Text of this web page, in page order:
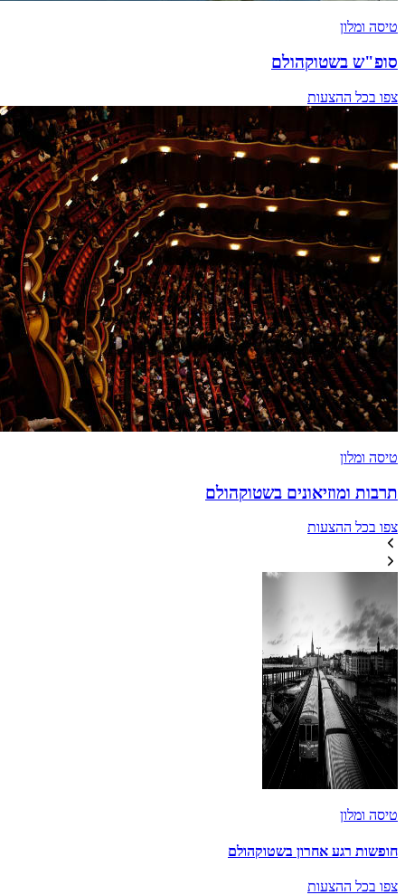
טיסה ומלון
סופ"ש בשטוקהולם
צפו בכל ההצעות
טיסה ומלון
תרבות ומוזיאונים בשטוקהולם
צפו בכל ההצעות
טיסה ומלון
חופשות רגע אחרון בשטוקהולם
צפו בכל ההצעות